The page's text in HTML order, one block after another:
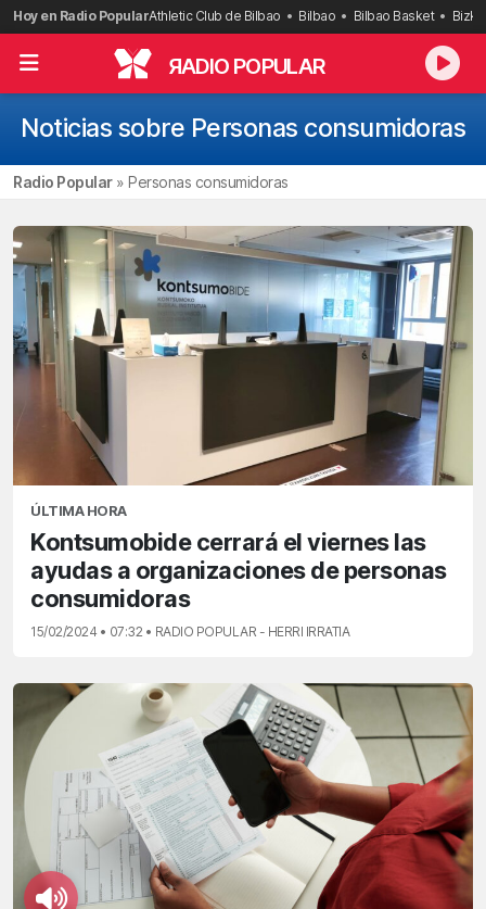
Saltar
al
contenido
Hoy en Radio PopularAthletic Club de Bilbao Bilbao Bilbao Basket
RADIO POPULAR
Noticias sobre Personas consumidoras
Radio Popular» Personas consumidoras
ÚLTIMA HORA
Kontsumobide cerrará el viernes las
ayudas a organizaciones de personas
consumidoras
15/02/2024 • 07:32 • RADIO POPULAR - HERRI IRRATIA